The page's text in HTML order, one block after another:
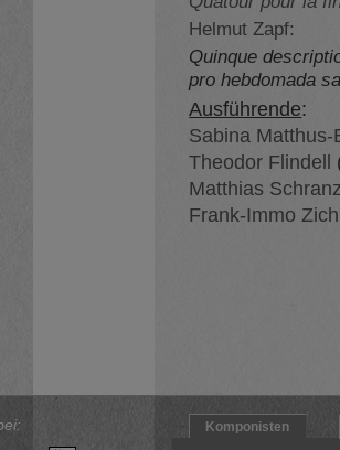
Helmut Zapf:
Quinque
pro hebdomada
Ausführende:
Sabina Matthus-
Theodor Flindell
Matthias
Frank-Immo
Komponisten